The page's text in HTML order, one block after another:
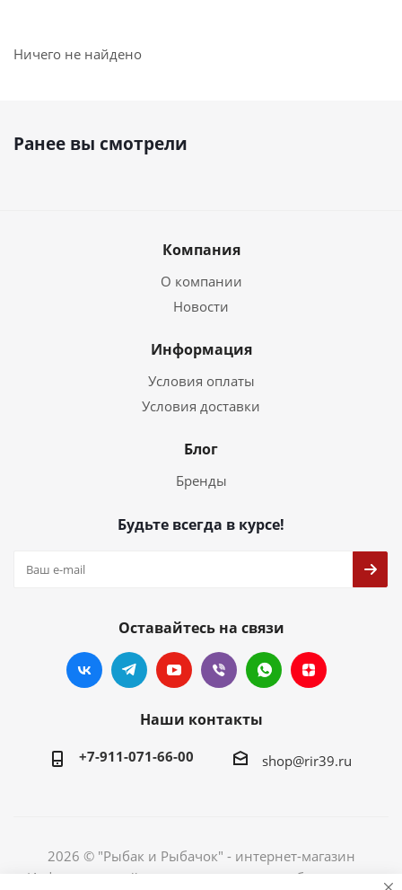
Ничего не найдено
Ранее вы смотрели
Компания
О компании
Новости
Информация
Условия оплаты
Условия доставки
Блог
Бренды
Будьте всегда в курсе!
Оставайтесь на связи
Наши контакты
+7-911-071-66-00 shop@rir39.ru
2026 © "Рыбак и Рыбачок" - интернет-магазин
Информация сайта защищена законом об авторских